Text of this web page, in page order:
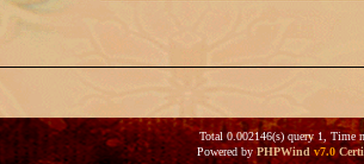
Total 0.002146(s) query 1, Time
Powered byPHPWind v7.0